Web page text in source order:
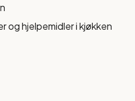
og hjelpemidler i kjøkken